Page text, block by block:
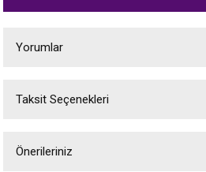
Yorumlar
Taksit Seçenekleri
Önerileriniz